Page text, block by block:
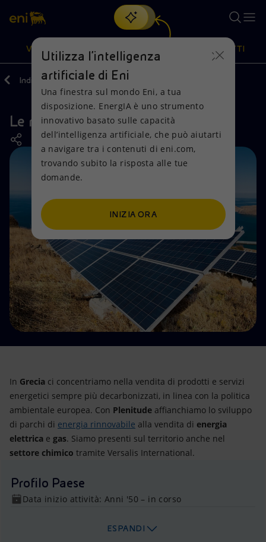
Cerca
scopri EnergIA, la nostra nuova soluzione di intelligenza
artificiale.
VISIONE
Visione
Mission e valori
Persone e Partnership
Net Zero
Modello satellitare
Energia accessibile
Innovazione
Scenari energetici
Azioni
Diversificazione energetica
Tecnologie per la transizione
Collaborazioni per l'innovazione
Attività nel mondo
PRODOTTI
Prodotti
Casa
Imprese
Mobilità
Indietro Azioni Attività nel mondo
Le nostre attività in Grecia
In Grecia ci concentriamo nella vendita di prodotti e servizi
energetici sempre più decarbonizzati, in linea con la politica
ambientale europea. Con Plenitude affianchiamo lo sviluppo
di parchi di energia rinnovabile alla vendita di energia
elettrica e gas. Siamo presenti sul territorio anche nel
settore chimico tramite Versalis International.
Profilo Paese
Data inizio attività: Anni '50 – in corso
ESPANDI
Utilizza l'intelligenza
artificiale di Eni
Una finestra sul mondo Eni, a tua
disposizione. EnergIA è uno strumento
innovativo basato sulle capacità
dell’intelligenza artificiale, che può aiutarti
a navigare tra i contenuti di eni.com,
trovando subito la risposta alle tue
domande.
INIZIA ORA